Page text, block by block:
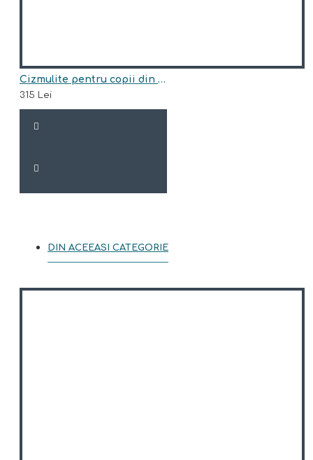
Cizmulite pentru copii din piele naturala,imblanite model OLAF
315 Lei
DIN ACEEASI CATEGORIE